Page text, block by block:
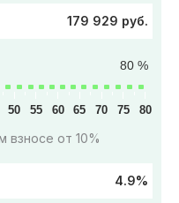
179 929 руб.
80 %
50 55 60 65 70 75 80
взносе от 10%
4.9%